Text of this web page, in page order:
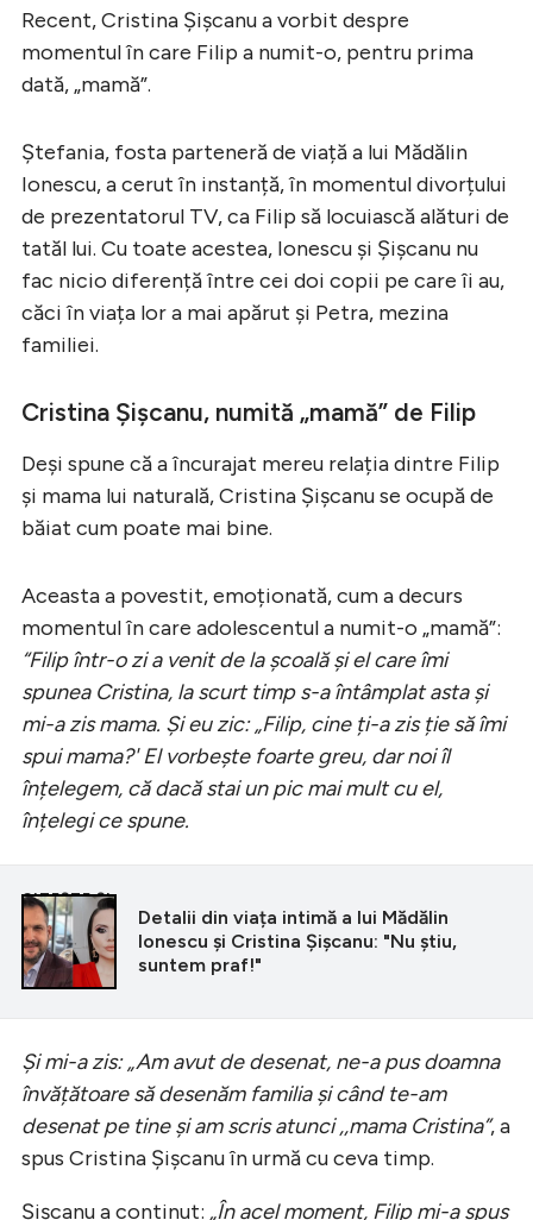
Recent, Cristina Șișcanu a vorbit despre
momentul în care Filip a numit-o, pentru prima
dată, „mamă”.
Ștefania, fosta parteneră de viață a lui Mădălin
Ionescu, a cerut în instanță, în momentul divorțului
de prezentatorul TV, ca Filip să locuiască alături de
tatăl lui. Cu toate acestea, Ionescu și Șișcanu nu
fac nicio diferență între cei doi copii pe care îi au,
căci în viața lor a mai apărut și Petra, mezina
familiei.
Cristina Șișcanu, numită „mamă” de Filip
Deși spune că a încurajat mereu relația dintre Filip
și mama lui naturală, Cristina Șișcanu se ocupă de
băiat cum poate mai bine.
Aceasta a povestit, emoționată, cum a decurs
momentul în care adolescentul a numit-o „mamă”:
“Filip într-o zi a venit de la școală și el care îmi
spunea Cristina, la scurt timp s-a întâmplat asta și
mi-a zis mama. Și eu zic: „Filip, cine ți-a zis ție să îmi
spui mama?' El vorbește foarte greu, dar noi îl
înțelegem, că dacă stai un pic mai mult cu el,
înțelegi ce spune.
CITEȘTE ȘI
Detalii din viața intimă a lui Mădălin
Ionescu și Cristina Șișcanu: "Nu știu,
suntem praf!"
Și mi-a zis: „Am avut de desenat, ne-a pus doamna
învățătoare să desenăm familia și când te-am
desenat pe tine și am scris atunci ,,mama Cristina”, a
spus Cristina Șișcanu în urmă cu ceva timp.
Șișcanu a continut: „În acel moment, Filip mi-a spus